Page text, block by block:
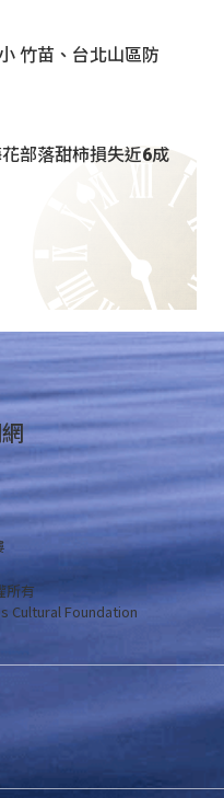
竹苗、台北山區防
部落甜柿損失近6成
所有
Cultural Foundation